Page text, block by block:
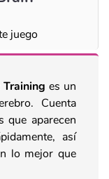
juego
es un
Cuenta
que aparecen
así
lo mejor que